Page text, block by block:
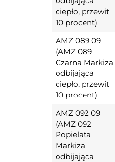
ciepło, przewit
10 procent)
AMZ 089 09
(AMZ 089
Czarna Markiza
odbijająca
ciepło, przewit
10 procent)
AMZ 092 09
(AMZ 092
Popielata
Markiza
odbijająca